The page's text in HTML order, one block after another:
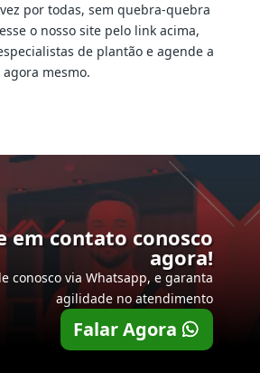
por todas, sem quebra-quebra
o nosso site pelo link acima,
de plantão e agende a
mesmo.
em contato conosco
agora!
conosco via Whatsapp, e garanta
agilidade no atendimento
Falar Agora